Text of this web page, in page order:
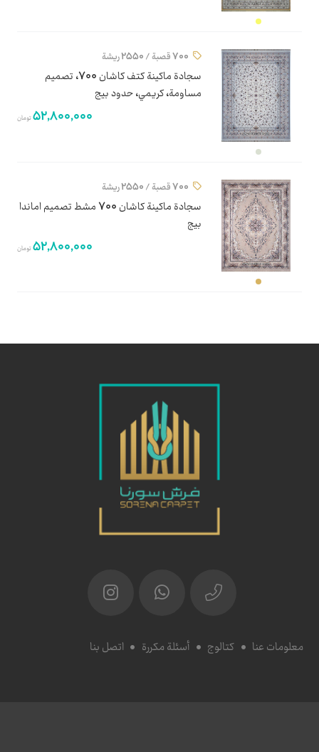
700 قصبة / 2550 ريشة
سجادة ماكينة كتف كاشان 700، تصميم
مساومة، كريمي، حدود بيج
52,800,000تومان
700 قصبة / 2550 ريشة
سجادة ماكينة كاشان 700 مشط تصميم اماندا
بيج
52,800,000تومان
معلومات عنا كتالوج أسئلة مكررة اتصل بنا